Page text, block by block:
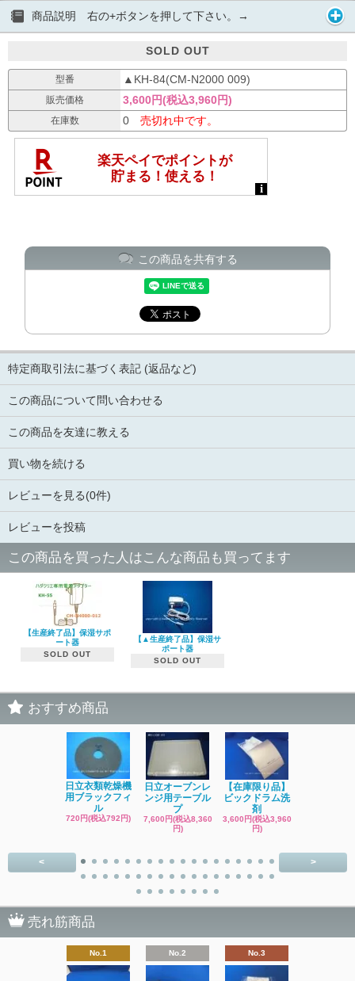
商品説明 右の+ボタンを押して下さい。→
SOLD OUT
型番 ▲KH-84(CM-N2000 009)
販売価格 3,600円(税込3,960円)
在庫数 0 売切れ中です。
この商品を共有する
特定商取引法に基づく表記 (返品など)
この商品について問い合わせる
この商品を友達に教える
買い物を続ける
レビューを見る(0件)
レビューを投稿
この商品を買った人はこんな商品も買ってます
【生産終了品】保湿サポ
ート器
SOLD OUT
【▲生産終了品】保湿サ
ポート器
SOLD OUT
おすすめ商品
日立衣類乾燥機
用ブラックフィ
ル
720円(税込792円)
日立オーブンレ
ンジ用テーブル
プ
7,600円(税込8,360
円)
【在庫限り品】
ビックドラム洗
剤
3,600円(税込3,960
円)
< >
売れ筋商品
No.1 No.2 No.3